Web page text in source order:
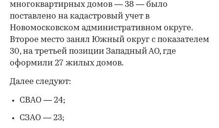
многоквартирных домов — 38 — было
поставлено на кадастровый учет в
Новомосковском административном округе.
Второе место занял Южный округ с показателем
30, на третьей позиции Западный АО, где
оформили 27 жилых домов.
Далее следуют:
СВАО — 24;
СЗАО — 23;